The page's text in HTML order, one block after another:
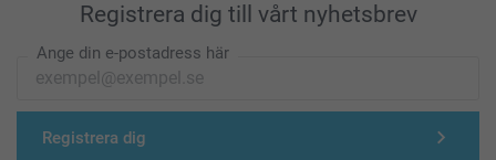
Registrera dig till vårt nyhetsbrev
Ange din e-postadress här
Registrera dig